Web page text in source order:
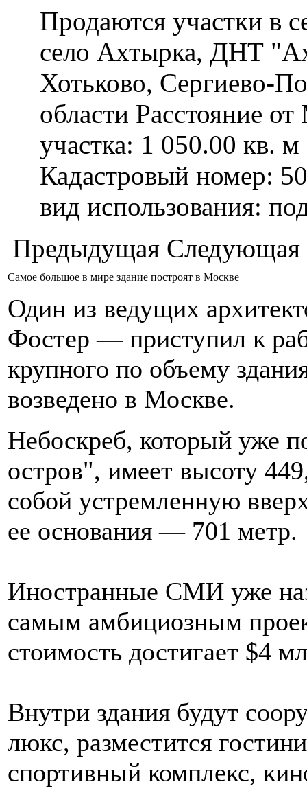
Продаются участки в
село Ахтырка, ДНТ
Хотьково, Сергиево-
области Расстояние
участка: 1 050.00 кв.
Кадастровый номер:
вид использования:
Предыдущая Следующая
Самое большое в мире здание построят в Москве
Один из ведущих
Фостер — приступил к
крупного по объему
возведено в Москве.
Небоскреб, который уже
остров", имеет высоту
собой устремленную
ее основания — 701 метр.
Иностранные СМИ уже
самым амбициозным
стоимость достигает $4
Внутри здания будут
люкс, разместится
спортивный комплекс,